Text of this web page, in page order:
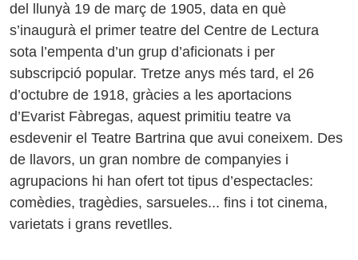
del llunyà 19 de març de 1905, data en què
s’inaugurà el primer teatre del Centre de Lectura
sota l’empenta d’un grup d’aficionats i per
subscripció popular. Tretze anys més tard, el 26
d’octubre de 1918, gràcies a les aportacions
d’Evarist Fàbregas, aquest primitiu teatre va
esdevenir el Teatre Bartrina que avui coneixem. Des
de llavors, un gran nombre de companyies i
agrupacions hi han ofert tot tipus d’espectacles:
comèdies, tragèdies, sarsueles... fins i tot cinema,
varietats i grans revetlles.